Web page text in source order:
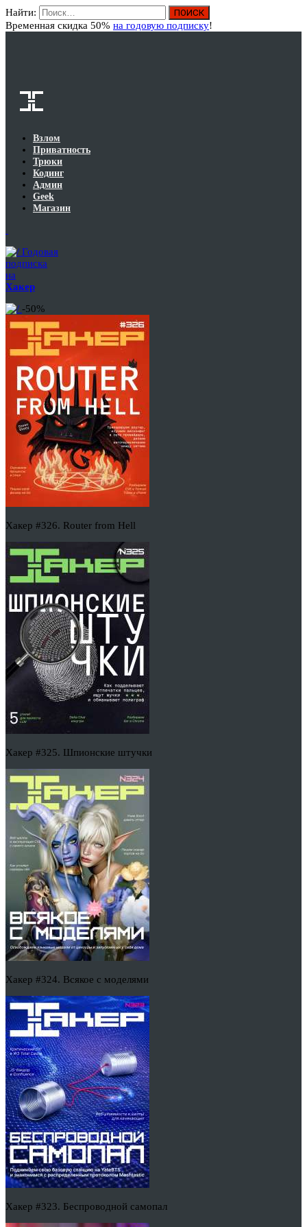
Найти:
Временная скидка 50% на годовую подписку!
Взлом
Приватность
Трюки
Кодинг
Админ
Geek
Магазин
Годовая
подписка
на
Хакер
-50%
Хакер #326. Router from Hell
Хакер #325. Шпионские штучки
Хакер #324. Всякое с моделями
Хакер #323. Беспроводной самопал